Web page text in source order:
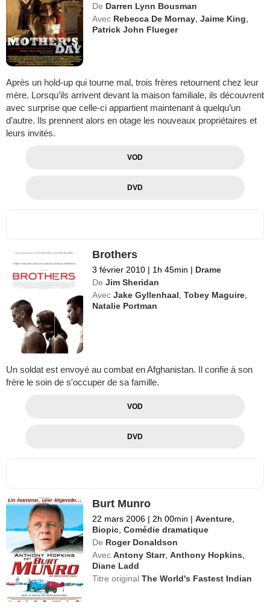
De Darren Lynn Bousman
Avec Rebecca De Mornay ,Jaime King
Patrick John Flueger
Après un hold-up qui tourne mal, trois frères retournent chez leur
mère. Lorsqu’ils arrivent devant la maison familiale, ils découvrent
avec surprise que celle-ci appartient maintenant à quelqu’un
d’autre. Ils prennent alors en otage les nouveaux propriétaires et
leurs invités.
VOD
DVD
Brothers
3 février 2010 | 1h 45min | Drame
De Jim Sheridan
Avec Jake Gyllenhaal ,Tobey Maguire
Natalie Portman
Un soldat est envoyé au combat en Afghanistan. Il confie à son
frère le soin de s'occuper de sa famille.
VOD
DVD
Burt Munro
22 mars 2006 | 2h 00min | Aventure
Biopic ,Comédie dramatique
De Roger Donaldson
Avec Antony Starr,Anthony Hopkins
Diane Ladd
Titre originalThe World's Fastest Indian